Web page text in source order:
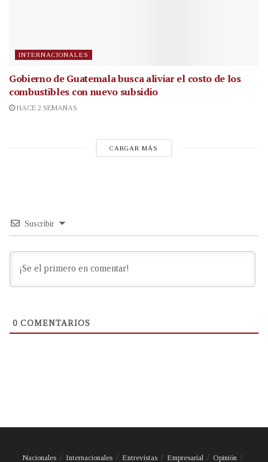
INTERNACIONALES
Gobierno de Guatemala busca aliviar el costo de los
combustibles con nuevo subsidio
HACE 2 SEMANAS
CARGAR MÁS
Suscribir
0 COMENTARIOS
Nacionales Internacionales Entrevistas Empresarial Opinión